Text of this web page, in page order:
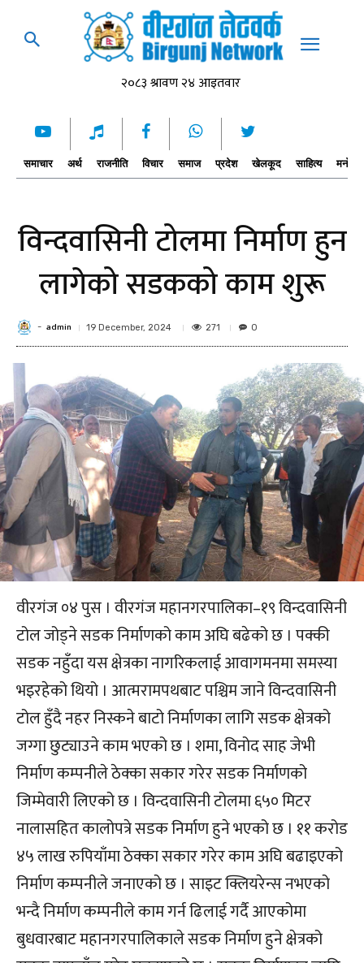
समाचार अर्थ राजनीति विचार समाज प्रदेश खेलकूद साहित्य
विन्दवासिनी टोलमा निर्माण हुन
लागेको सडकको काम शुरू
- admin 19 December, 2024 271 0
वीरगंज ०४ पुस । वीरगंज महानगरपालिका–१९ विन्दवासिनी
टोल जोड्ने सडक निर्माणको काम अघि बढेको छ । पक्की
सडक नहुँदा यस क्षेत्रका नागरिकलाई आवागमनमा समस्या
भइरहेको थियो । आत्मरामपथबाट पश्चिम जाने विन्दवासिनी
टोल हुँदै नहर निस्कने बाटो निर्माणका लागि सडक क्षेत्रको
जग्गा छुट्याउने काम भएको छ । शमा, विनोद साह जेभी
निर्माण कम्पनीले ठेक्का सकार गरेर सडक निर्माणको
जिम्मेवारी लिएको छ । विन्दवासिनी टोलमा ६५० मिटर
नालासहित कालोपत्रे सडक निर्माण हुने भएको छ । ११ करोड
४५ लाख रुपियाँमा ठेक्का सकार गरेर काम अघि बढाइएको
निर्माण कम्पनीले जनाएको छ । साइट क्लियरेन्स नभएको
भन्दै निर्माण कम्पनीले काम गर्न ढिलाई गर्दै आएकोमा
बुधवारबाट महानगरपालिकाले सडक निर्माण हुने क्षेत्रको